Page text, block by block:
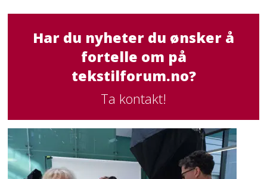
Har du nyheter du ønsker å
fortelle om på
tekstilforum.no?
Ta kontakt!